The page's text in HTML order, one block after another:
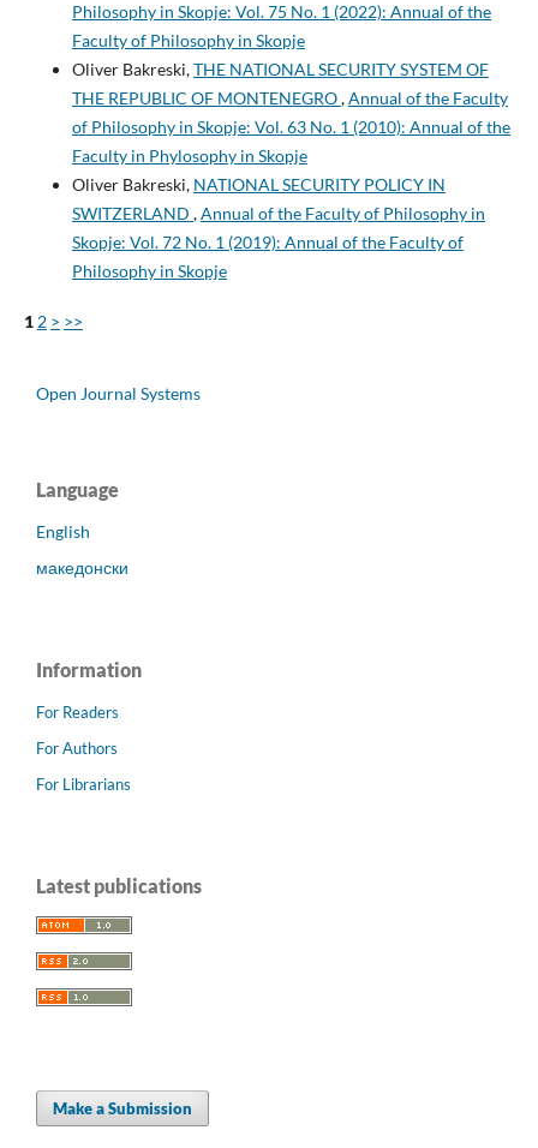
Philosophy in Skopje: Vol. 75 No. 1 (2022): Annual of the
Faculty of Philosophy in Skopje
Oliver Bakreski,THE NATIONAL SECURITY SYSTEM OF
THE REPUBLIC OF MONTENEGRO,Annual of the Faculty
of Philosophy in Skopje: Vol. 63 No. 1 (2010): Annual of the
Faculty in Phylosophy in Skopje
Oliver Bakreski, NATIONAL SECURITY POLICY IN
SWITZERLAND ,Annual of the Faculty of Philosophy in
Skopje: Vol. 72 No. 1 (2019): Annual of the Faculty of
Philosophy in Skopje
1 2 > >>
Open Journal Systems
Language
English
македонски
Information
For Readers
For Authors
For Librarians
Latest publications
Make a Submission